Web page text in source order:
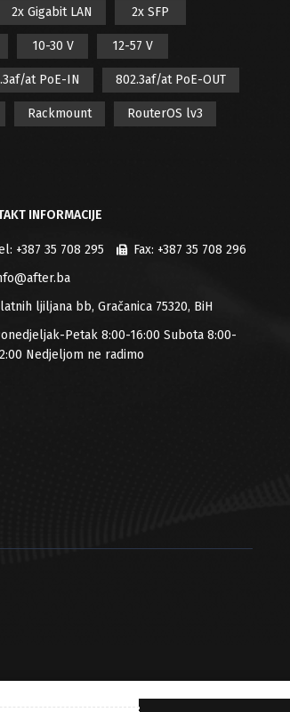
2x Gigabit LAN 2x SFP
10-30 V 12-57 V
at PoE-IN 802.3af/at PoE-OUT
Rackmount RouterOS lv3
INFORMACIJE
+387 35 708 295 Fax: +387 35 708 296
ljiljana bb, Gračanica 75320, BiH
Petak 8:00-16:00 Subota 8:00-
Nedjeljom ne radimo